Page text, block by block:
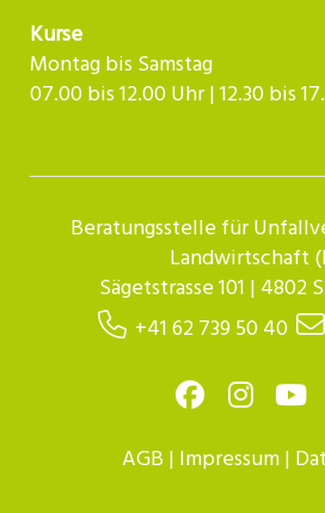
Kurse
Montag bis Samstag
07.00 bis 12.00 Uhr | 12.30 bis
Beratungsstelle für
Landwirtschaft
Sägetstrasse 101 | 4802
+41 62 739 50 40
AGB | Impressum|